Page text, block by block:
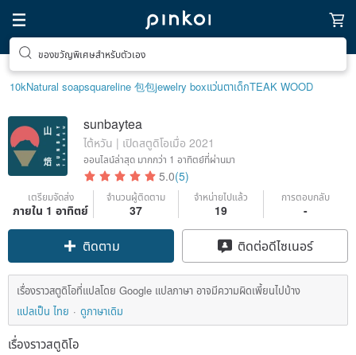
ของขวัญพิเศษสำหรับตัวเอง
10kNatural soapsquareline 包包jewelry boxแว่นตาเด็กTEAK WOOD
sunbaytea
ไต้หวัน | เปิดสตูดิโอเมื่อ 2021
ออนไลน์ล่าสุด มากกว่า 1 อาทิตย์ที่ผ่านมา
5.0(5)
เตรียมจัดส่ง
ภายใน 1 อาทิตย์
จำนวนผู้ติดตาม
37
จำหน่ายไปแล้ว
19
การตอบกลับ
-
ติดตาม ติดต่อดีไซเนอร์
เรื่องราวสตูดิโอที่แปลโดย Google แปลภาษา อาจมีความผิดเพี้ยนไปบ้าง
แปลเป็น ไทย
ดูภาษาเดิม
เรื่องราวสตูดิโอ